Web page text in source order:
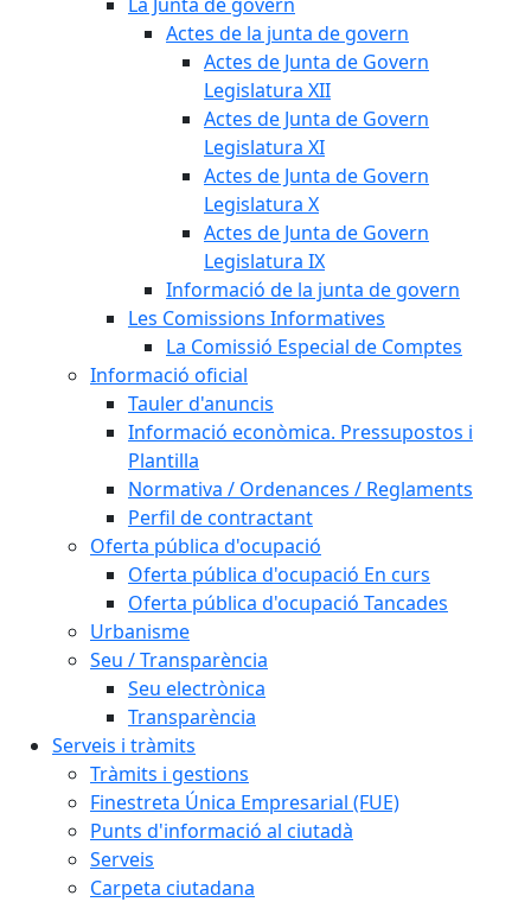
Actes de la junta de govern
Actes de Junta de Govern
Legislatura XII
Actes de Junta de Govern
Legislatura XI
Actes de Junta de Govern
Legislatura X
Actes de Junta de Govern
Legislatura IX
Informació de la junta de govern
Les Comissions Informatives
La Comissió Especial de Comptes
Informació oficial
Tauler d'anuncis
Informació econòmica. Pressupostos i
Plantilla
Normativa / Ordenances / Reglaments
Perfil de contractant
Oferta pública d'ocupació
Oferta pública d'ocupació En curs
Oferta pública d'ocupació Tancades
Urbanisme
Seu / Transparència
Seu electrònica
Transparència
Serveis i tràmits
Tràmits i gestions
Finestreta Única Empresarial (FUE)
Punts d'informació al ciutadà
Serveis
Carpeta ciutadana